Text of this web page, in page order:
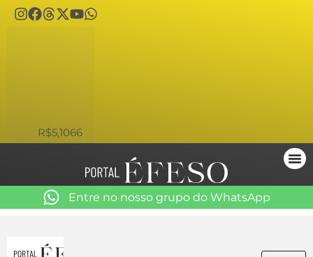
R$5,1066
Entre no nosso grupo do WhatsApp